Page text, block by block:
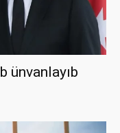
ünvanlayıb